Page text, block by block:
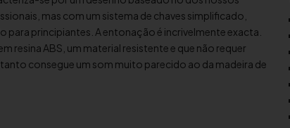
mas com um sistema de chaves simplificado,
para principiantes. A entonação é incrivelmente exacta.
resina ABS, um material resistente e que não requer
consegue um som muito parecido ao da madeira de